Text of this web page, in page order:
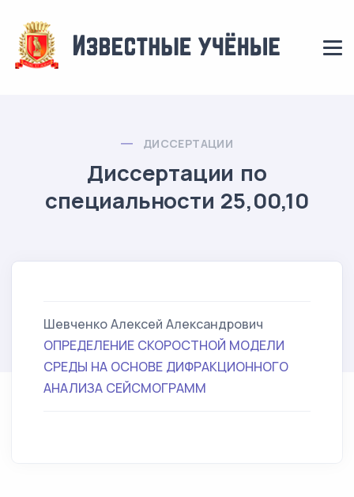
ДИССЕРТАЦИИ
Диссертации по
специальности 25,00,10
Шевченко Алексей Александрович
ОПРЕДЕЛЕНИЕ СКОРОСТНОЙ МОДЕЛИ
СРЕДЫ НА ОСНОВЕ ДИФРАКЦИОННОГО
АНАЛИЗА СЕЙСМОГРАММ